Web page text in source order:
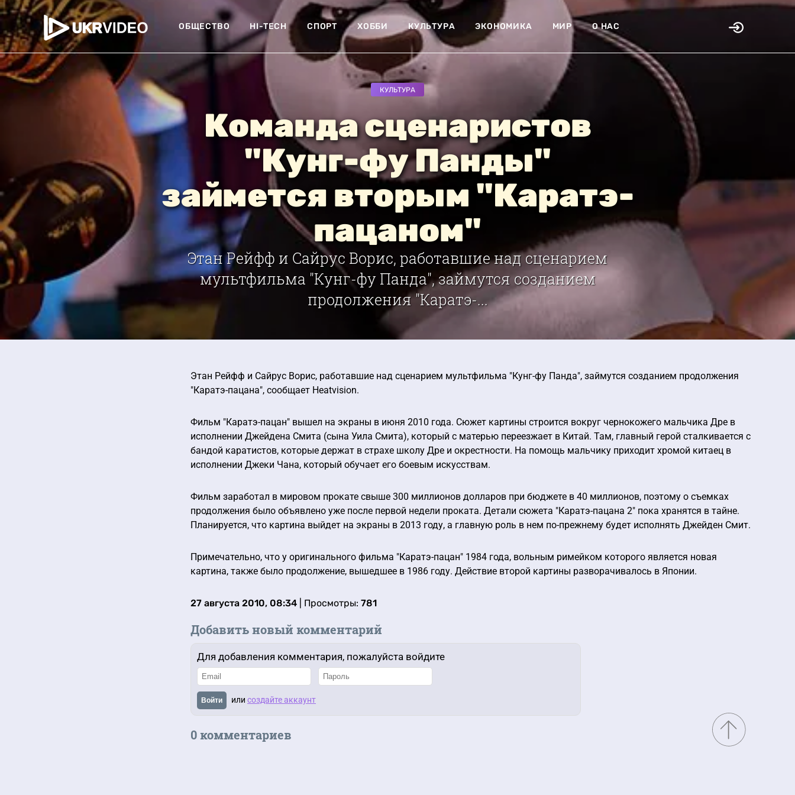
ОБЩЕСТВО HI-TECH СПОРТ ХОББИ КУЛЬТУРА ЭКОНОМИКА МИР О НАС
КУЛЬТУРА
Команда сценаристов
"Кунг-фу Панды"
займется вторым "Каратэ-
пацаном"
Этан Рейфф и Сайрус Ворис, работавшие над сценарием
мультфильма "Кунг-фу Панда", займутся созданием
продолжения "Каратэ-...
Этан Рейфф и Сайрус Ворис, работавшие над сценарием мультфильма "Кунг-фу Панда", займутся созданием продолжения
"Каратэ-пацана", сообщает Heatvision.
Фильм "Каратэ-пацан" вышел на экраны в июня 2010 года. Сюжет картины строится вокруг чернокожего мальчика Дре в
исполнении Джейдена Смита (сына Уила Смита), который с матерью переезжает в Китай. Там, главный герой сталкивается с
бандой каратистов, которые держат в страхе школу Дре и окрестности. На помощь мальчику приходит хромой китаец в
исполнении Джеки Чана, который обучает его боевым искусствам.
Фильм заработал в мировом прокате свыше 300 миллионов долларов при бюджете в 40 миллионов, поэтому о съемках
продолжения было объявлено уже после первой недели проката. Детали сюжета "Каратэ-пацана 2" пока хранятся в тайне.
Планируется, что картина выйдет на экраны в 2013 году, а главную роль в нем по-прежнему будет исполнять Джейден Смит.
Примечательно, что у оригинального фильма "Каратэ-пацан" 1984 года, вольным римейком которого является новая
картина, также было продолжение, вышедшее в 1986 году. Действие второй картины разворачивалось в Японии.
27 августа 2010, 08:34 | Просмотры: 781
Добавить новый комментарий
Для добавления комментария, пожалуйста войдите
Войти или создайте аккаунт
0 комментариев